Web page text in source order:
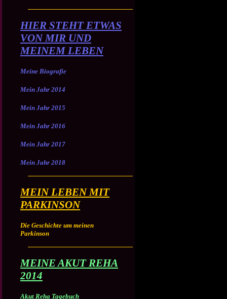
HIER STEHT ETWAS
VON MIR UND
MEINEM LEBEN
Meine Biografie
Mein Jahr 2014
Mein Jahr 2015
Mein Jahr 2016
Mein Jahr 2017
Mein Jahr 2018
MEIN LEBEN MIT
PARKINSON
Die Geschichte um meinen
Parkinson
MEINE AKUT REHA
2014
Akut Reha Tagebuch